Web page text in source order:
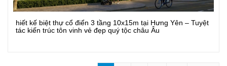
Xem Chi Tiết
hiết kế biệt thự cổ điển 3 tầng 10x15m tại Hưng Yên – Tuyệt
tác kiến trúc tôn vinh vẻ đẹp quý tộc châu Âu